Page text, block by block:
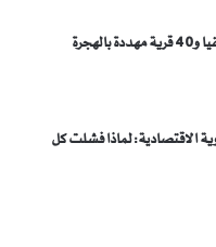
الاقتصادية: لماذا فشلت كل